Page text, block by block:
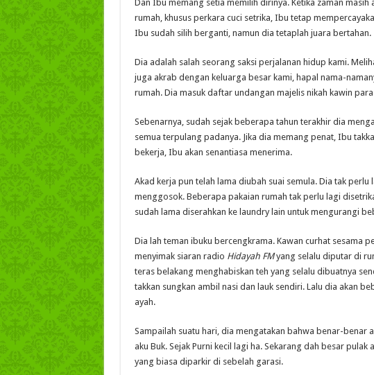
Dan Ibu memang setia memilih dirinya. Ketika zaman
rumah, khusus perkara cuci setrika, Ibu tetap
Ibu sudah silih berganti, namun dia tetaplah juara bertahan.
Dia adalah salah seorang saksi perjalanan hidup kami.
juga akrab dengan keluarga besar kami, hapal nama-
rumah. Dia masuk daftar undangan majelis nikah kawin
Sebenarnya, sudah sejak beberapa tahun terakhir dia
semua terpulang padanya. Jika dia memang penat, Ibu
bekerja, Ibu akan senantiasa menerima.
Akad kerja pun telah lama diubah suai semula. Dia tak
menggosok. Beberapa pakaian rumah tak perlu lagi
sudah lama diserahkan ke laundry lain untuk mengurangi
Dia lah teman ibuku bercengkrama. Kawan curhat sesama
menyimak siaran radio Hidayah FMyang selalu diputar di
teras belakang menghabiskan teh yang selalu dibuatnya
takkan sungkan ambil nasi dan lauk sendiri. Lalu dia akan
ayah.
Sampailah suatu hari, dia mengatakan bahwa benar-benar
aku Buk. Sejak Purni kecil lagi ha. Sekarang dah besar
yang biasa diparkir di sebelah garasi.